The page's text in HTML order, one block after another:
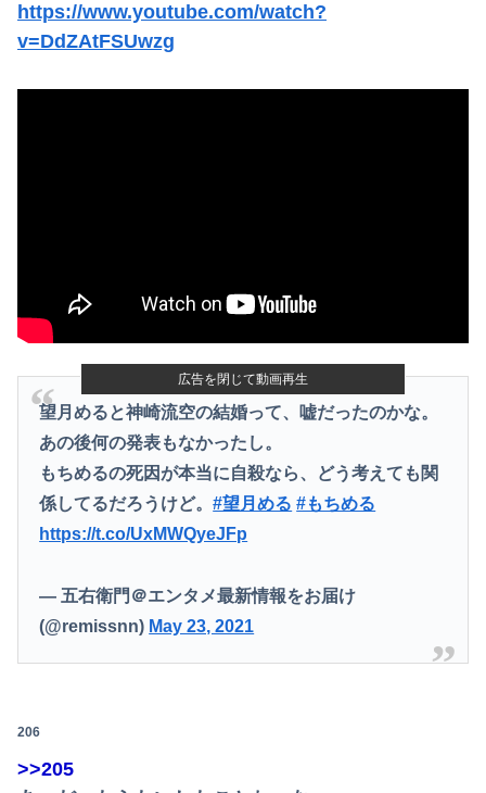
https://www.youtube.com/watch?
v=DdZAtFSUwzg
望月めると神崎流空の結婚って、嘘だったのかな。
あの後何の発表もなかったし。
もちめるの死因が本当に自殺なら、どう考えても関
係してるだろうけど。#望月める #もちめる
https://t.co/UxMWQyeJFp
— 五右衛門＠エンタメ最新情報をお届け
(@remissnn) May 23, 2021
206
>>205
広告を閉じて動画再生